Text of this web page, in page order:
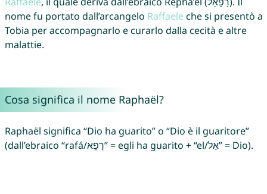
nome fu portato dall’arcangelo Raffaele che si presentò a
Tobia per accompagnarlo e curarlo dalla cecità e altre
malattie.
Cosa significa il nome Raphaël?
Raphaël significa “Dio ha guarito” o “Dio è il guaritore”
(dall’ebraico “rafá/רָפָא” = egli ha guarito + “el/אֵל” = Dio).